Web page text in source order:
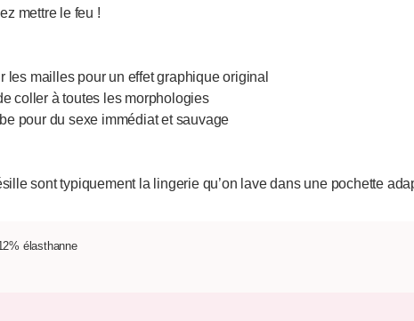
mettre le feu !
les mailles pour un effet graphique original
coller à toutes les morphologies
pour du sexe immédiat et sauvage
sont typiquement la lingerie qu’on lave dans une pochette
élasthanne